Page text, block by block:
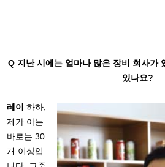
Q 지난 시에는 얼마나 많은 장비 회사가
있나요?
레이 하하,
제가 아는
바로는 30
개 이상입